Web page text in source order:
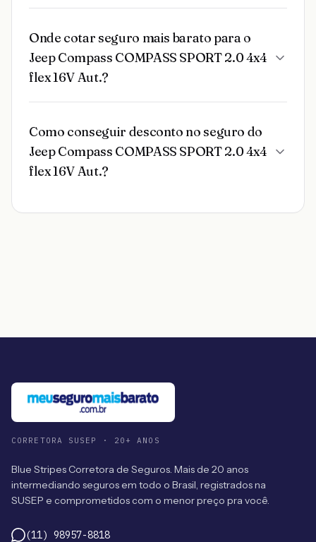
Onde cotar seguro mais barato para o
Jeep Compass COMPASS SPORT 2.0 4x4
flex 16V Aut.?
Como conseguir desconto no seguro do
Jeep Compass COMPASS SPORT 2.0 4x4
flex 16V Aut.?
CORRETORA SUSEP · 20+ ANOS
Blue Stripes Corretora de Seguros. Mais de 20 anos
intermediando seguros em todo o Brasil, registrados na
SUSEP e comprometidos com o menor preço pra você.
(11) 98957-8818